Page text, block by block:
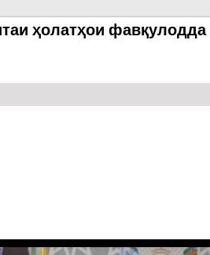
ҳолатҳои фавқулодда